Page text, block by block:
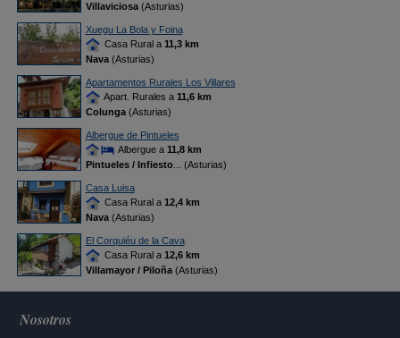
Villaviciosa(Asturias)
Xuegu La Bola y Foina
Casa Rural a 11,3 km
Nava(Asturias)
Apartamentos Rurales Los Villares
Apart. Rurales a 11,6 km
Colunga(Asturias)
Albergue de Pintueles
Albergue a 11,8 km
Pintueles / Infiesto... (Asturias)
Casa Luisa
Casa Rural a 12,4 km
Nava(Asturias)
El Corquiéu de la Cava
Casa Rural a 12,6 km
Villamayor / Piloña(Asturias)
Nosotros